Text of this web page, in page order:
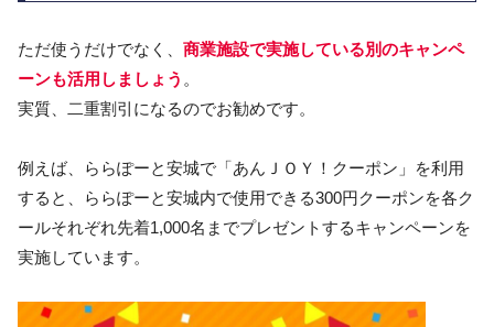
ただ使うだけでなく、 商業施設で実施している別のキャンペ
ーンも活用しましょう 。
実質、二重割引になるのでお勧めです。
例えば、ららぽーと安城で「あんＪＯＹ！クーポン」を利用
すると、ららぽーと安城内で使用できる300円クーポンを各ク
ールそれぞれ先着1,000名までプレゼントするキャンペーンを
実施しています。